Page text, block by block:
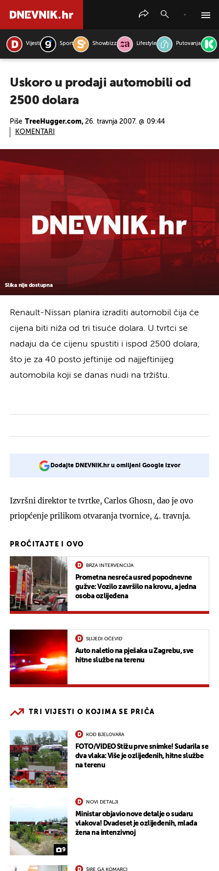
Vijesti Sport Showbizz Lifestyle Putovanja
Uskoro u prodaji automobili od
2500 dolara
Piše TreeHugger.com, 26. travnja 2007. @ 09:44
KOMENTARI
Slika nije dostupna
Renault-Nissan planira izraditi automobil čija će
cijena biti niža od tri tisuće dolara. U tvrtci se
nadaju da će cijenu spustiti i ispod 2500 dolara,
što je za 40 posto jeftinije od najjeftinijeg
automobila koji se danas nudi na tržištu.
Dodajte DNEVNIK.hr u omiljeni Google izvor
Izvršni direktor te tvrtke, Carlos Ghosn, dao je ovo
priopćenje prilikom otvaranja tvornice, 4. travnja.
PROČITAJTE I OVO
BRZA INTERVENCIJA
Prometna nesreća usred popodnevne
gužve: Vozilo završilo na krovu, a jedna
osoba ozlijeđena
SLIJEDI OČEVID
Auto naletio na pješaka u Zagrebu, sve
hitne službe na terenu
TRI VIJESTI O KOJIMA SE PRIČA
KOD BJELOVARA
FOTO/VIDEO Stižu prve snimke! Sudarila se
dva vlaka: Više je ozlijeđenih, hitne službe
na terenu
9
NOVI DETALJI
Ministar objavio nove detalje o sudaru
vlakova! Dvadeset je ozlijeđenih, mlađa
žena na intenzivnoj
ŠIRE GA KOMARCI
PRETRAŽITE VIJESTI